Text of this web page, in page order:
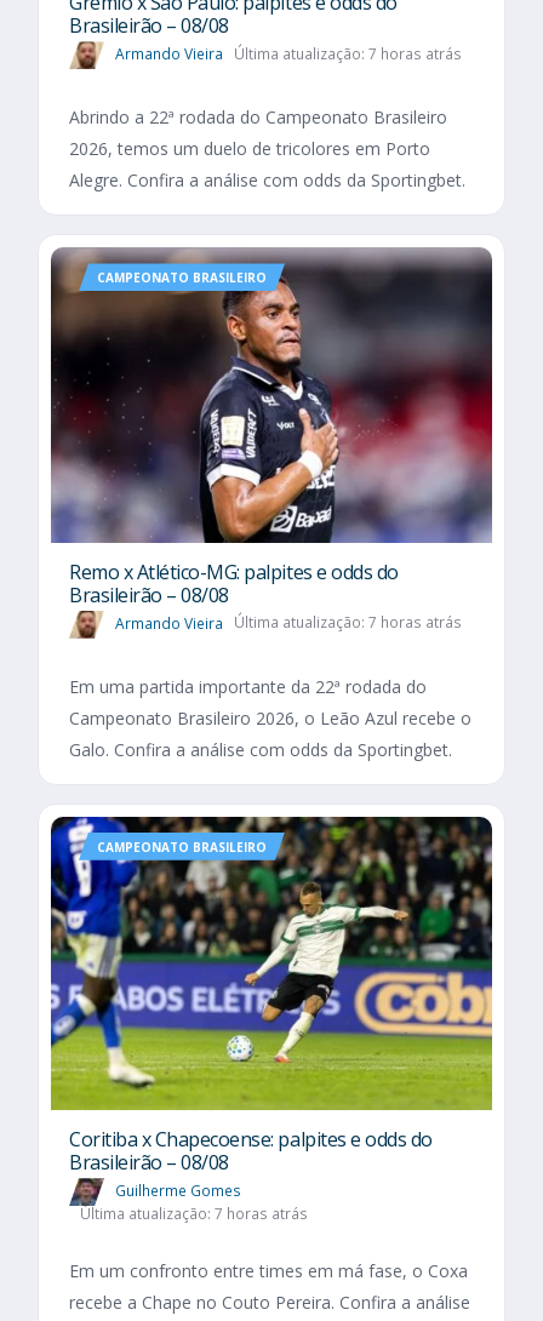
Brasileirão – 08/08
Armando Vieira Última atualização: 7 horas atrás
Abrindo a 22ª rodada do Campeonato Brasileiro
2026, temos um duelo de tricolores em Porto
Alegre. Confira a análise com odds da Sportingbet.
CAMPEONATO BRASILEIRO
Remo x Atlético-MG: palpites e odds do
Brasileirão – 08/08
Armando Vieira Última atualização: 7 horas atrás
Em uma partida importante da 22ª rodada do
Campeonato Brasileiro 2026, o Leão Azul recebe o
Galo. Confira a análise com odds da Sportingbet.
CAMPEONATO BRASILEIRO
Coritiba x Chapecoense: palpites e odds do
Brasileirão – 08/08
Guilherme Gomes
Última atualização: 7 horas atrás
Em um confronto entre times em má fase, o Coxa
recebe a Chape no Couto Pereira. Confira a análise